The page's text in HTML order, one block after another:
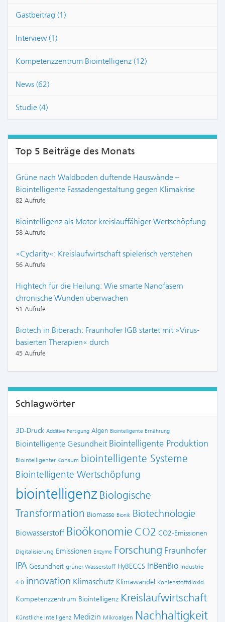
Gastbeitrag (1)
Interview (1)
Kompetenzzentrum Biointelligenz (12)
News (62)
Studie (4)
Top 5 Beiträge des Monats
Grüne nach Waldboden duftende Hauswände –
Biointelligente Fassadengestaltung gegen Klimakrise
82 Aufrufe
Biointelligenz als Motor kreislauffähiger Wertschöpfung
58 Aufrufe
»Cyclarity«: Kreislaufwirtschaft spielerisch verstehen
56 Aufrufe
Hightech für die Heilung: Wie smarte Nanofasern
chronische Wunden überwachen
51 Aufrufe
Biotech in Biberach: Fraunhofer IGB startet mit »Virus-
basierten Therapien« durch
45 Aufrufe
Schlagwörter
3D-Druck Additive Fertigung Algen Biointelligente Ernährung
Biointelligente Gesundheit Biointelligente Produktion
Biointelligenter Konsum biointelligente Systeme
Biointelligente Wertschöpfung
biointelligenz Biologische
Transformation Biomasse Bionik Biotechnologie
Biowasserstoff Bioökonomie CO2 CO2-Emissionen
Digitalisierung Emissionen Enzyme Forschung Fraunhofer
IPA Gesundheit grüner Wasserstoff HyBECCS InBenBio Industrie
4.0 innovation Klimaschutz Klimawandel Kohlenstoffdioxid
Kompetenzzentrum Biointelligenz Kreislaufwirtschaft
Künstliche Intelligenz Medizin Mikroalgen Nachhaltigkeit